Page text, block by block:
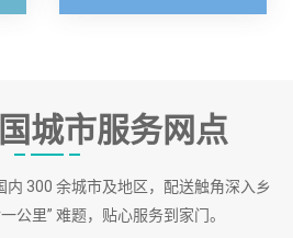
城市服务网点
300 余城市及地区，配送触角深入乡
公里” 难题，贴心服务到家门。